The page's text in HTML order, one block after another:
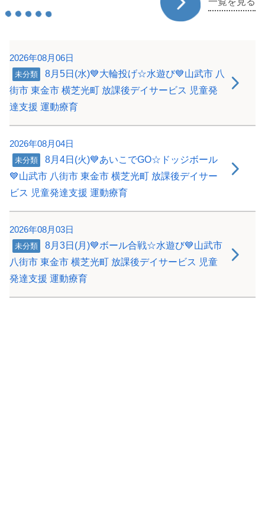
2026年08月06日
未分類
8月5日(水)💙大輪投げ☆水遊び💙山武市 八
街市 東金市 横芝光町 放課後デイサービス 児童発
達支援 運動療育
2026年08月04日
未分類
8月4日(火)💙あいこでGO☆ドッジボール
💙山武市 八街市 東金市 横芝光町 放課後デイサー
ビス 児童発達支援 運動療育
2026年08月03日
未分類
8月3日(月)💙ボール合戦☆水遊び💙山武市
八街市 東金市 横芝光町 放課後デイサービス 児童
発達支援 運動療育